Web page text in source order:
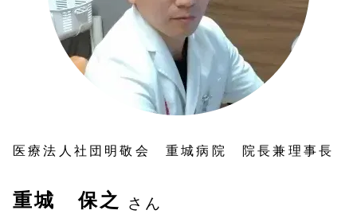
医療法人社団明敬会 重城病院 院長兼理事長
重城 保之 さん